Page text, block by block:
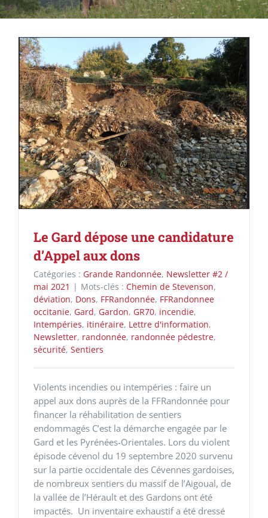
Le Gard dépose une candidature
d’Appel aux dons
Catégories : Grande Randonnée, Newsletter #2 /
mai 2021 | Mots-clés : Chemin de Stevenson,
déviation, Dons, FFRandonnée, FFRandonnee
occitanie, Gard, Gardon, GR70, incendie,
Intempéries, itinéraire, Lettre d'information,
Newsletter, randonnée, randonnée pédestre,
sécurité, Sentiers
Violents incendies ou intempéries : faire un
appel aux dons auprès de la FFRandonnée pour
financer la réhabilitation de sentiers
endommagés C’est la démarche engagée par le
Gard et les Pyrénées-Orientales. Lors du violent
épisode cévenol du 19 septembre 2020 survenu
sur la partie occidentale des Cévennes gardoises,
de nombreux sentiers du massif de l’Aigoual, de
la vallée de l’Hérault et des Gardons ont été
impactés. Un inventaire exhaustif a été dressé